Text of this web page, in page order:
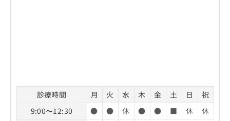
診療時間 月 火 水 木 金 土 日
祝
9:00〜12:30
● ● 休 ● ● ■ 休
休